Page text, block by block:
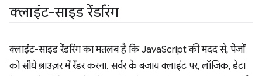
क्लाइंट-साइड रेंडरिंग
क्लाइंट-साइड रेंडरिंग का मतलब है कि JavaScript की मदद से, पेजों
को सीधे ब्राउज़र में रेंडर करना. सर्वर के बजाय क्लाइंट पर, लॉजिक, डेटा